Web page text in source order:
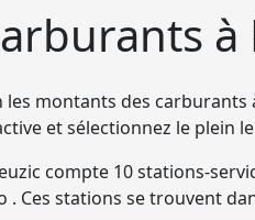
montants des carburants
et sélectionnez le plein
compte 10 stations-
. Ces stations se trouvent